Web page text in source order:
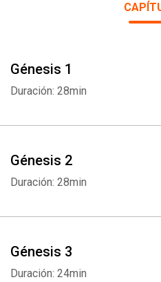
Génesis 1
Duración: 28min
Génesis 2
Duración: 28min
Génesis 3
Duración: 24min